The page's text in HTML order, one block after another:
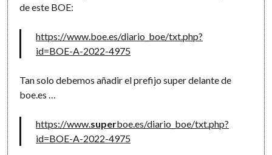
de este BOE:
https://www.boe.es/diario_boe/txt.php?
id=BOE-A-2022-4975
Tan solo debemos añadir el prefijo super delante de
boe.es …
https://www. superboe.es/diario_boe/txt.php?
id=BOE-A-2022-4975